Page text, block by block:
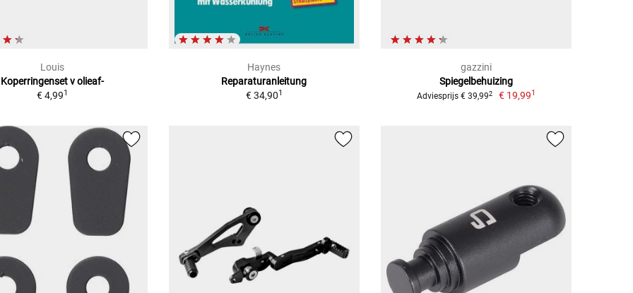
Louis
Koperringenset v olieaf-
€ 4,991
Haynes
Reparaturanleitung
€ 34,901
gazzini
Spiegelbehuizing
Adviesprijs € 39,992 € 19,991